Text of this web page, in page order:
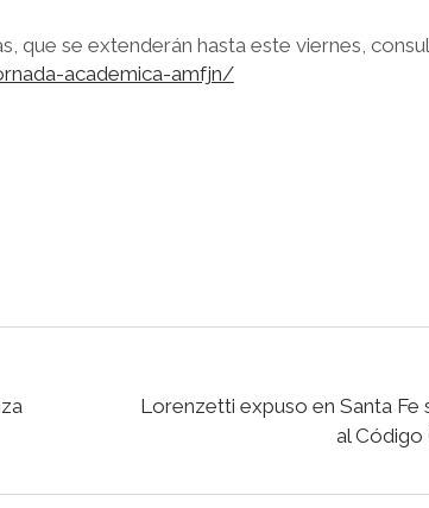
que se extenderán hasta este viernes,
academica-amfjn/
Lorenzetti expuso en Santa
al Código